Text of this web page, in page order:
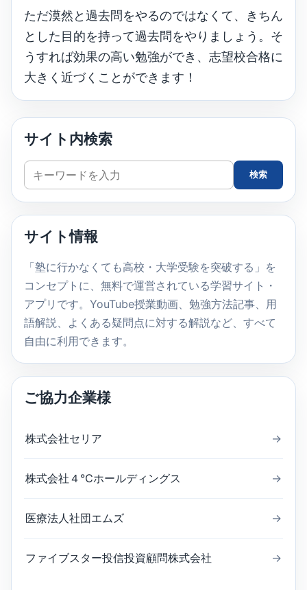
ただ漠然と過去問をやるのではなくて、きちん
とした目的を持って過去問をやりましょう。そ
うすれば効果の高い勉強ができ、志望校合格に
大きく近づくことができます！
サイト内検索
サ
イ
ト
検
索
検索
サイト情報
「塾に行かなくても高校・大学受験を突破する」を
コンセプトに、無料で運営されている学習サイト・
アプリです。YouTube授業動画、勉強方法記事、用
語解説、よくある疑問点に対する解説など、すべて
自由に利用できます。
ご協力企業様
株式会社セリア →
株式会社４℃ホールディングス →
医療法人社団エムズ →
ファイブスター投信投資顧問株式会社 →